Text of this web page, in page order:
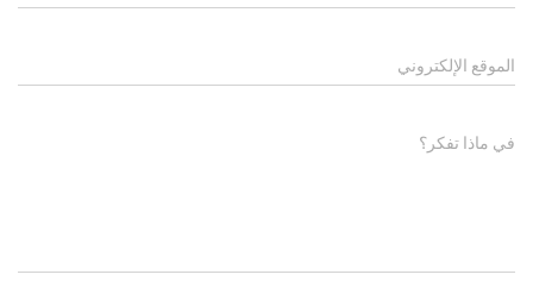
الموقع الإلكتروني
في ماذا تفكر؟